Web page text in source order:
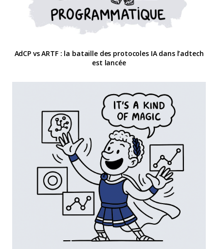
AdCP vs ARTF : la bataille des protocoles IA dans l’adtech
est lancée